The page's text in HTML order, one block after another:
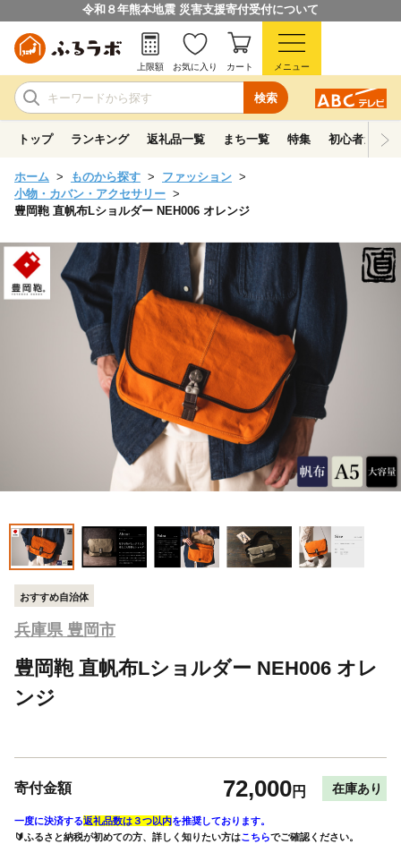
令和８年熊本地震 災害支援寄付受付について
検索
上限額 お気に入り カート メニュー
トップ ランキング 返礼品一覧 まち一覧 特集 初心者ガイド
ホーム ものから探す
ファッション
小物・カバン・アクセサリー
豊岡鞄 直帆布Lショルダー NEH006 オレンジ
おすすめ自治体
兵庫県 豊岡市
豊岡鞄 直帆布Lショルダー NEH006 オレ
ンジ
寄付金額 72,000円 在庫あり
一度に決済する返礼品数は３つ以内を推奨しております。
🔰ふるさと納税が初めての方、詳しく知りたい方はこちらでご確認ください。